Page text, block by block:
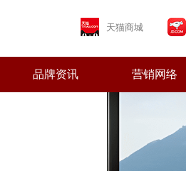
天猫商城
品牌资讯 营销网络
企业文化
畅销产品
合作流程
经销商专区